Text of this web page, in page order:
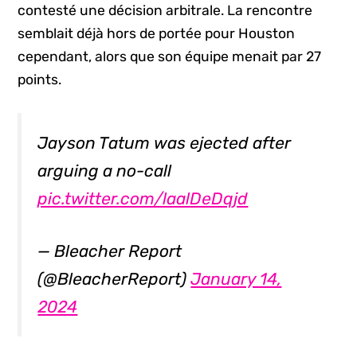
contesté une décision arbitrale. La rencontre
semblait déjà hors de portée pour Houston
cependant, alors que son équipe menait par 27
points.
Jayson Tatum was ejected after
arguing a no-call
pic.twitter.com/laalDeDqjd
— Bleacher Report
(@BleacherReport)January 14,
2024